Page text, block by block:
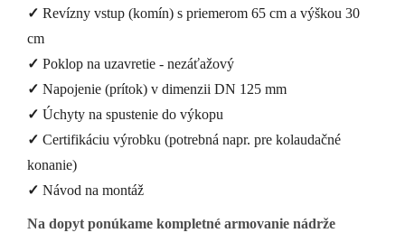
✓ Revízny vstup (komín) s priemerom 65 cm a výškou 30
cm
✓ Poklop na uzavretie - nezáťažový
✓ Napojenie (prítok) v dimenzii DN 125 mm
✓ Úchyty na spustenie do výkopu
✓ Certifikáciu výrobku (potrebná napr. pre kolaudačné
konanie)
✓ Návod na montáž
Na dopyt ponúkame kompletné armovanie nádrže